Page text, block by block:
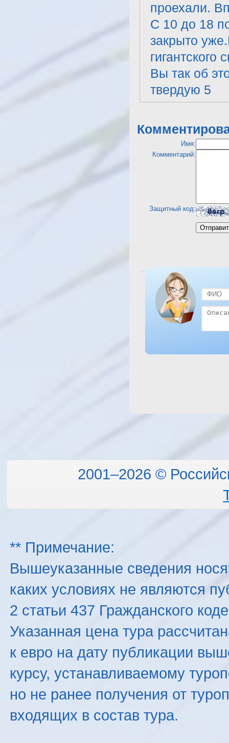
проехали.
С 10 до 18
закрыто
Вы так об
твердую 5
Имя:
Комментарий:
Защитный код:
Посмотреть отель Sol
2001–2026 ©
** Примечание:
Вышеуказанные сведения
каких условиях не являются
2 статьи 437 Гражданского
Указанная цена тура
к евро на дату публикации
курсу, устанавливаемому
но не ранее получения от
входящих в состав тура.